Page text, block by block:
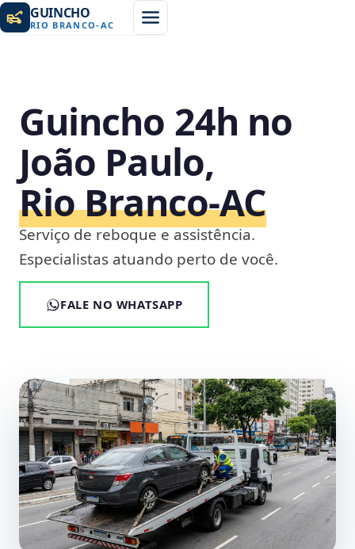
GUINCHO
RIO BRANCO-AC
Guincho 24h no
João Paulo,
Rio Branco‑AC
Serviço de reboque e assistência.
Especialistas atuando perto de você.
FALE NO WHATSAPP